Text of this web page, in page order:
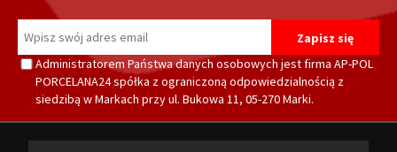
Administratorem Państwa danych osobowych jest firma AP-POL
PORCELANA24 spółka z ograniczoną odpowiedzialnością z
siedzibą w Markach przy ul. Bukowa 11, 05-270 Marki.